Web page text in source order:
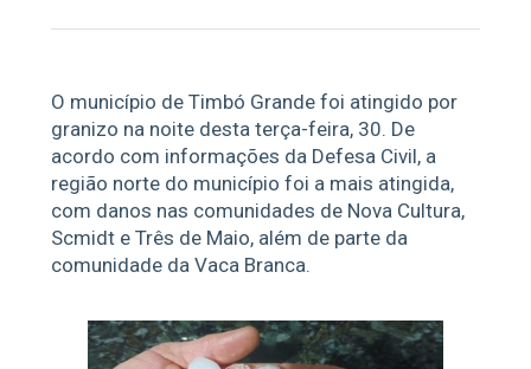
O município de Timbó Grande foi atingido por
granizo na noite desta terça-feira, 30. De
acordo com informações da Defesa Civil, a
região norte do município foi a mais atingida,
com danos nas comunidades de Nova Cultura,
Scmidt e Três de Maio, além de parte da
comunidade da Vaca Branca.